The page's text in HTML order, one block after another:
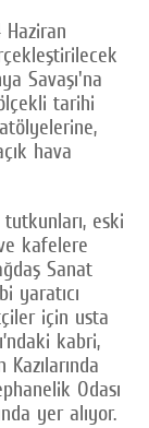
Savaşı'na
tarihi
hava
eski
kafelere
Sanat
yaratıcı
için usta
kabri,
Odası
yer alıyor.